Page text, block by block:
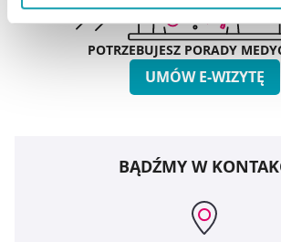
zbieranie danych o Twojej aktywności
preferowanych przez Ciebie wyborów i
dla funkcjonowania Strony. Będzie się to
POTRZEBUJESZ PORADY
UMÓW E-WIZYTĘ
BĄDŹMY W